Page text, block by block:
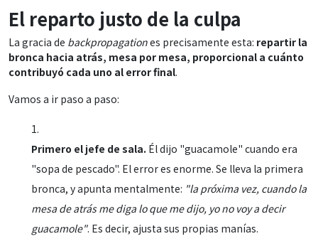
El reparto justo de la culpa
La gracia de backpropagationes precisamente esta: repartir la
bronca hacia atrás, mesa por mesa, proporcional a cuánto
contribuyó cada uno al error final.
Vamos a ir paso a paso:
Primero el jefe de sala. Él dijo "guacamole" cuando era
"sopa de pescado". El error es enorme. Se lleva la primera
bronca, y apunta mentalmente: "la próxima vez, cuando la
mesa de atrás me diga lo que me dijo, yo no voy a decir
guacamole". Es decir, ajusta sus propias manías.